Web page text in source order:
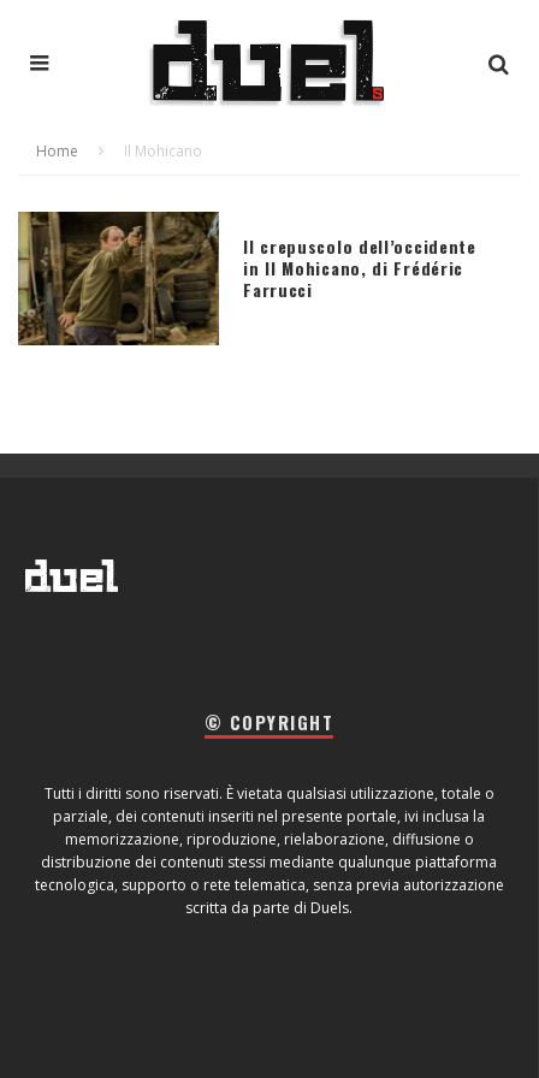
Home Il Mohicano
Il crepuscolo dell’occidente
in Il Mohicano, di Frédéric
Farrucci
© COPYRIGHT
Tutti i diritti sono riservati. È vietata qualsiasi utilizzazione, totale o
parziale, dei contenuti inseriti nel presente portale, ivi inclusa la
memorizzazione, riproduzione, rielaborazione, diffusione o
distribuzione dei contenuti stessi mediante qualunque piattaforma
tecnologica, supporto o rete telematica, senza previa autorizzazione
scritta da parte di Duels.